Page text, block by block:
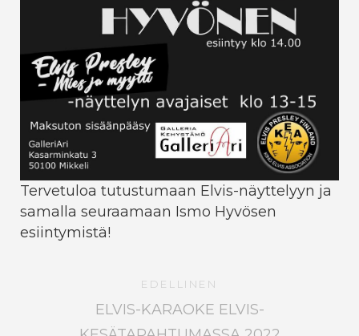
Tervetuloa tutustumaan Elvis-näyttelyyn ja
samalla seuraamaan Ismo Hyvösen
esiintymistä!
EDELLINEN
ELVIS-KARAOKE ELVIS-